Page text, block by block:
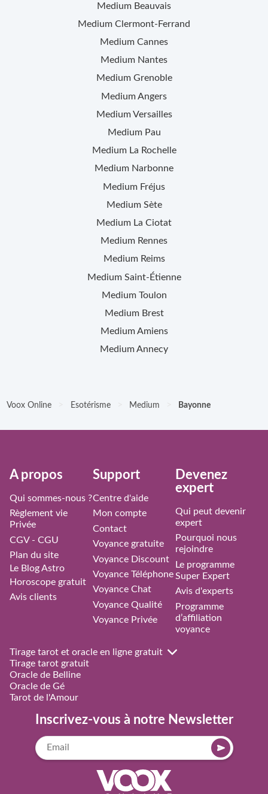
Medium Beauvais
Medium Clermont-Ferrand
Medium Cannes
Medium Nantes
Medium Grenoble
MediumAngers
MediumVersailles
Medium Pau
Medium La Rochelle
Medium Narbonne
Medium Fréjus
Medium Sète
Medium La Ciotat
Medium Rennes
Medium Reims
Medium Saint-Étienne
Medium Toulon
Medium Brest
MediumAmiens
MediumAnnecy
Voox Online Esotérisme Medium Bayonne
À propos
Qui sommes-nous ?
Règlement vie
Privée
CGV - CGU
Plan du site
Le Blog Astro
Horoscope gratuit
Avis clients
Support
Centre d'aide
Mon compte
Contact
Voyance gratuite
Voyance Discount
Voyance Téléphone
Voyance Chat
Voyance Qualité
Voyance Privée
Devenez
expert
Qui peut devenir
expert
Pourquoi nous
rejoindre
Le programme
Super Expert
Avis d'experts
Programme
d’affiliation
voyance
Tirage tarot et oracle en ligne gratuit
Tirage tarot gratuit
Oracle de Belline
Oracle de Gé
Tarot de l'Amour
Inscrivez-vous à notre Newsletter